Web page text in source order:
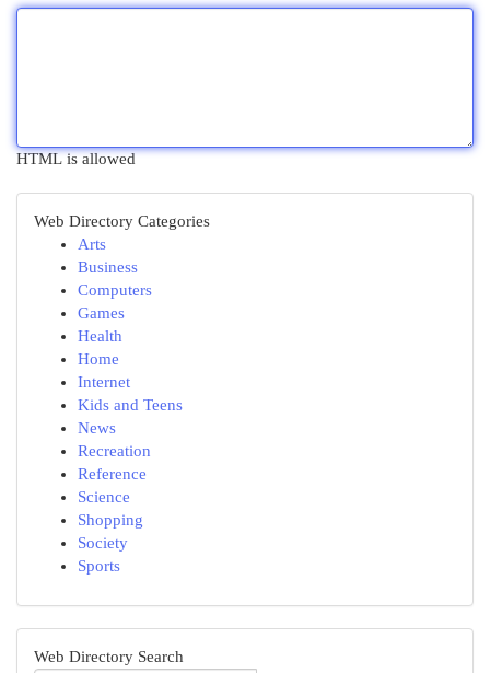
HTML is allowed
Web Directory Categories
Arts
Business
Computers
Games
Health
Home
Internet
Kids and Teens
News
Recreation
Reference
Science
Shopping
Society
Sports
Web Directory Search